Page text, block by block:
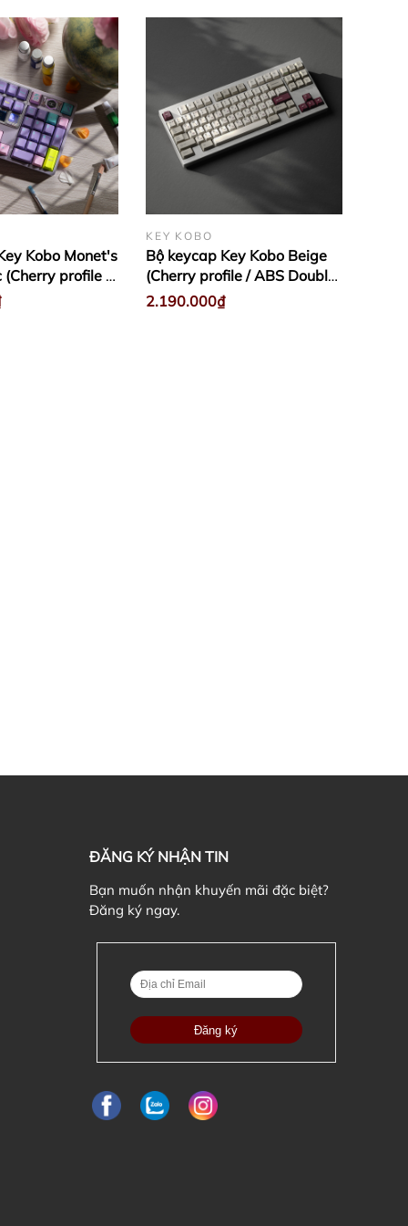
Kobo Monet's
(Cherry profile /
shot)
KEY KOBO
Bộ keycap Key Kobo Beige
(Cherry profile / ABS Double-
shot)
2.190.000₫
ĐĂNG KÝ NHẬN TIN
Bạn muốn nhận khuyến mãi đặc biệt?
Đăng ký ngay.